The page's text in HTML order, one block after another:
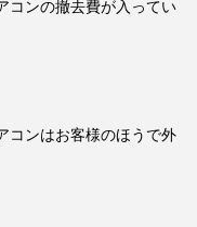
コンの撤去費が入ってい
コンはお客様のほうで外